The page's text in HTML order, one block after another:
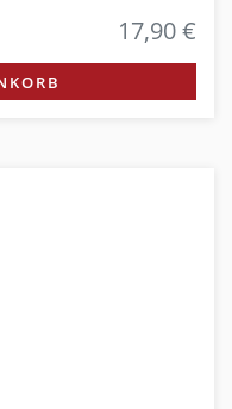
17,90 €